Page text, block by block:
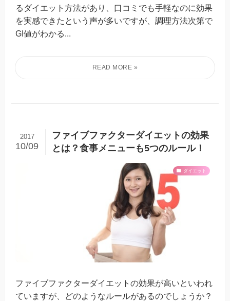
るダイエット方法があり、口コミでも手軽なのに効果
を実感できたという声が多いですが、調理方法次第で
GI値がわかる...
ファイブファクターダイエットの効果
とは？食事メニューも5つのルール！
2017
10/09
ダイエット
ファイブファクターダイエットの効果が高いといわれ
ていますが、どのようなルールがあるのでしょうか？